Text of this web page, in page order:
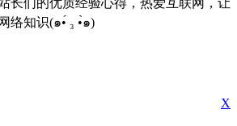
络知识(๑•́ ₃ •̀๑)
X